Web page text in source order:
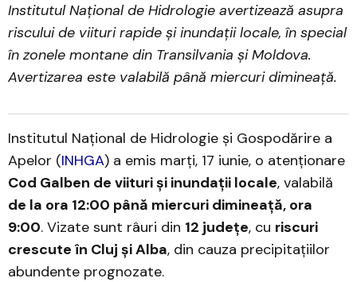
Institutul Național de Hidrologie avertizează asupra
riscului de viituri rapide și inundații locale, în special
în zonele montane din Transilvania și Moldova.
Avertizarea este valabilă până miercuri dimineață.
Institutul Național de Hidrologie și Gospodărire a
Apelor (INHGA) a emis marți, 17 iunie, o atenționare
Cod Galben de viituri și inundații locale, valabilă
de la ora 12:00 până miercuri dimineață, ora
9:00. Vizate sunt râuri din 12 județe, cu riscuri
crescute în Cluj și Alba, din cauza precipitațiilor
abundente prognozate.